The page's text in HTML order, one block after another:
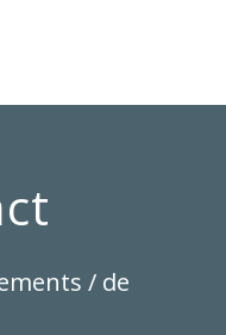
/ de